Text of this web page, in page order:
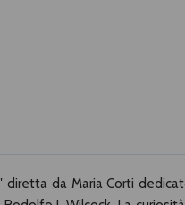
diretta da Maria Corti